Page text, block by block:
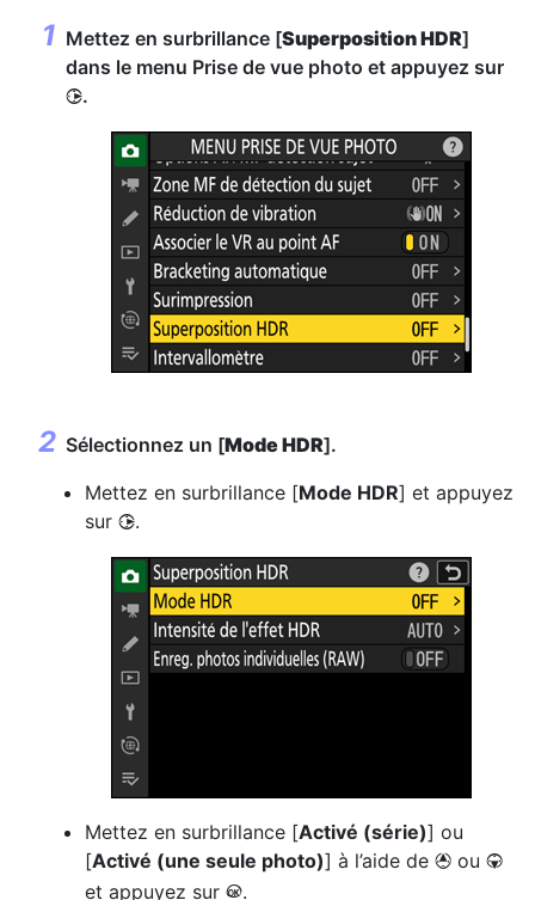
Mettez en surbrillance [Superposition HDR]
dans le menu Prise de vue photo et appuyez sur
2.
Sélectionnez un [Mode HDR].
Mettez en surbrillance [Mode HDR] et appuyez
sur 2.
Mettez en surbrillance [Activé (série)] ou
[Activé (une seule photo)] à l’aide de 1 ou 3
et appuyez sur J.